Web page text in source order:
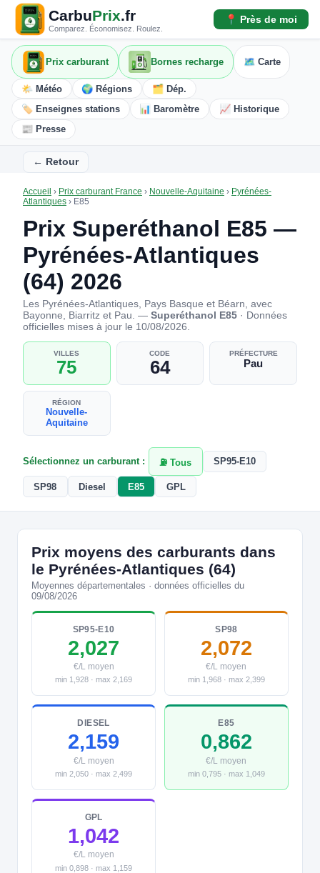
CarbuPrix.fr
Comparez. Économisez. Roulez.
📍 Près de moi
Prix carburant Bornes recharge 🗺️ Carte
🌤️ Météo 🌍 Régions
🗂️ Dép.
🏷️ Enseignes stations
📊 Baromètre
📈 Historique
📰 Presse
← Retour
Accueil › Prix carburant France › Nouvelle-Aquitaine › Pyrénées-
Atlantiques › E85
Prix Superéthanol E85 —
Pyrénées-Atlantiques
(64) 2026
Les Pyrénées-Atlantiques, Pays Basque et Béarn, avec
Bayonne, Biarritz et Pau. — Superéthanol E85 · Données
officielles mises à jour le 10/08/2026.
VILLES
75
CODE
64
PRÉFECTURE
Pau
RÉGION
Nouvelle-
Aquitaine
Sélectionnez un carburant : ⛽ Tous SP95-E10
SP98 Diesel E85 GPL
Prix moyens des carburants dans
le Pyrénées-Atlantiques (64)
Moyennes départementales · données officielles du
09/08/2026
SP95-E10
2,027
€/L moyen
min 1,928 · max 2,169
SP98
2,072
€/L moyen
min 1,968 · max 2,399
DIESEL
2,159
€/L moyen
min 2,050 · max 2,499
E85
0,862
€/L moyen
min 0,795 · max 1,049
GPL
1,042
€/L moyen
min 0,898 · max 1,159